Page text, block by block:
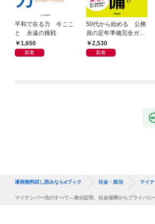
平和で在る力 今ここ
と 永遠の挑戦
1,650
新着
50代から始める 公務
員の定年準備完全ガイ
ド2,530
新着
漫画無料試し読みならdブック 社会・政治 マイ
マイナンバー法のすべて―身分証明、社会保障からプライバ